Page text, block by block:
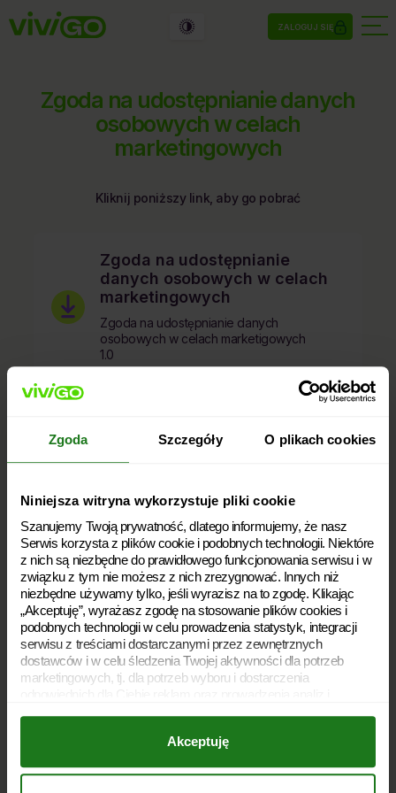
Zgoda Szczegóły O plikach cookies
Niniejsza witryna wykorzystuje pliki cookie
Szanujemy Twoją prywatność, dlatego informujemy, że nasz
Serwis korzysta z plików cookie i podobnych technologii. Niektóre
z nich są niezbędne do prawidłowego funkcjonowania serwisu i w
związku z tym nie możesz z nich zrezygnować. Innych niż
niezbędne używamy tylko, jeśli wyrazisz na to zgodę. Klikając
„Akceptuję”, wyrażasz zgodę na stosowanie plików cookies i
podobnych technologii w celu prowadzenia statystyk, integracji
serwisu z treściami dostarczanymi przez zewnętrznych
dostawców i w celu śledzenia Twojej aktywności dla potrzeb
marketingowych, tj. dla potrzeb wyboru i dostarczenia
wycofać, zmieniając ustawienia przeglądarki. Wycofanie zgody
pozostanie bez wpływu na zgodność z prawem używania plików
cookies i podobnych technologii, którego dokonano na podstawie
Akceptuję
ZALOGUJ SIĘ
Zgoda na udostępnianie danych
osobowych w celach
marketingowych
Kliknij poniższy link, aby go pobrać
Zgoda na udostępnianie
danych osobowych w celach
marketingowych
Zgoda na udostępnianie danych
osobowych w celach marketigowych
1.0
kontakt@vivigo.pl
Soboty: 8:00 – 20:00
Niedziele handlowe: 10:00 – 18:00
Polityka prywatności
Polityka plików cookies
Archiwum dokumentów